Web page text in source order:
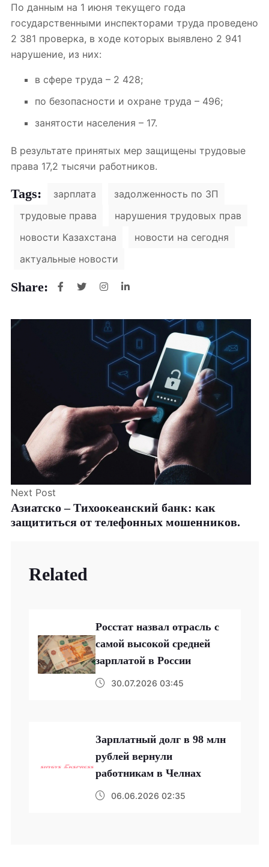
По данным на 1 июня текущего года
государственными инспекторами труда проведено
2 381 проверка, в ходе которых выявлено 2 941
нарушение, из них:
в сфере труда – 2 428;
по безопасности и охране труда – 496;
занятости населения – 17.
В результате принятых мер защищены трудовые
права 17,2 тысячи работников.
Tags: зарплата
задолженность по ЗП
трудовые права
нарушения трудовых прав
новости Казахстана
новости на сегодня
актуальные новости
Share:
Next Post
Азиатско – Тихоокеанский банк: как
защититься от телефонных мошенников.
Related
Росстат назвал отрасль с
самой высокой средней
зарплатой в России
30.07.2026 03:45
Зарплатный долг в 98 млн
рублей вернули
работникам в Челнах
06.06.2026 02:35